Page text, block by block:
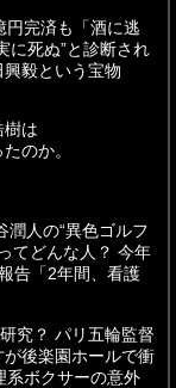
円完済も「酒に逃
に死ぬ”と診断され
毅という宝物
樹は
のか。
潤人の“異色ゴルフ
てどんな人？ 今年
告「2年間、看護
究？ パリ五輪監督
後楽園ホールで衝
系ボクサーの意外